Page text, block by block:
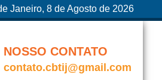
Janeiro, 8 de Agosto de 2026
NOSSO CONTATO
contato.cbtij@gmail.com